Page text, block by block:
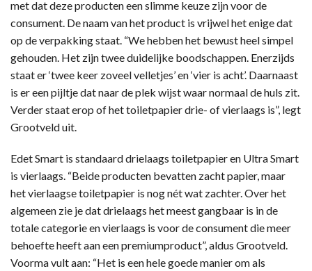
met dat deze producten een slimme keuze zijn voor de
consument. De naam van het product is vrijwel het enige dat
op de verpakking staat. “We hebben het bewust heel simpel
gehouden. Het zijn twee duidelijke boodschappen. Enerzijds
staat er ‘twee keer zoveel velletjes’ en ‘vier is acht’. Daarnaast
is er een pijltje dat naar de plek wijst waar normaal de huls zit.
Verder staat erop of het toiletpapier drie- of vierlaags is”, legt
Grootveld uit.
Edet Smart is standaard drielaags toiletpapier en Ultra Smart
is vierlaags. “Beide producten bevatten zacht papier, maar
het vierlaagse toiletpapier is nog nét wat zachter. Over het
algemeen zie je dat drielaags het meest gangbaar is in de
totale categorie en vierlaags is voor de consument die meer
behoefte heeft aan een premiumproduct”, aldus Grootveld.
Voorma vult aan: “Het is een hele goede manier om als